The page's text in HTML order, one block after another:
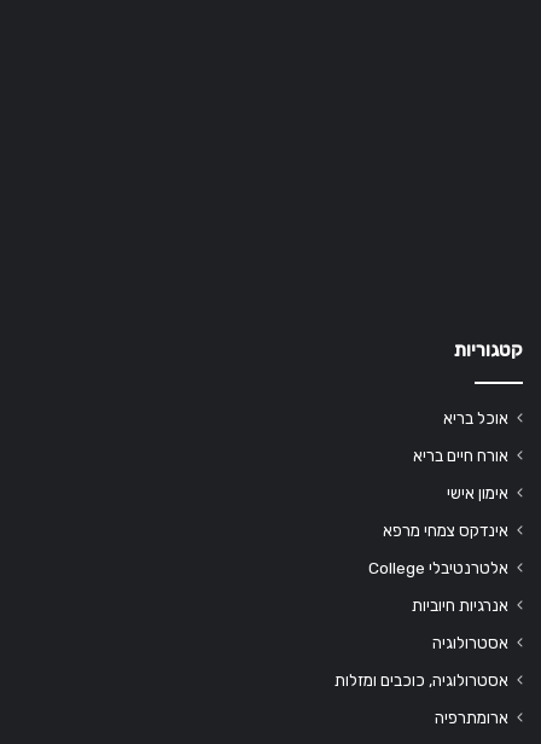
קטגוריות
אוכל בריא
אורח חיים בריא
אימון אישי
אינדקס צמחי מרפא
אלטרנטיבלי College
אנרגיות חיוביות
אסטרולוגיה
אסטרולוגיה, כוכבים ומזלות
ארומתרפיה